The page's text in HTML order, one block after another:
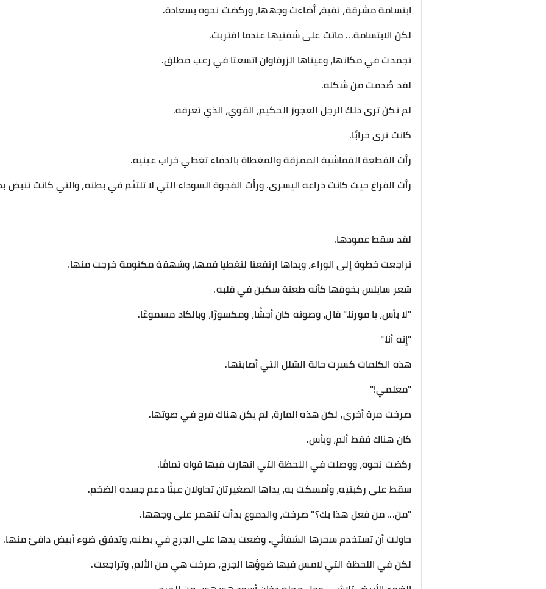
ابتسامة مشرقة، نقية، أضاءت وجهها، وركضت نحوه بسعادة.
لكن الابتسامة... ماتت على شفتيها عندما اقتربت.
​تجمدت في مكانها، وعيناها الزرقاوان اتسعتا في رعب مطلق.
لقد صُدمت من شكله.
لم تكن ترى ذلك الرجل العجوز الحكيم، القوي، الذي تعرفه.
كانت ترى خرابًا.
رأت القطعة القماشية الممزقة والمغطاة بالدماء تغطي خراب عينيه.
رأت الفراغ حيث كانت ذراعه اليسرى. ورأت الفجوة السوداء التي لا تلتئم في بطنه، والتي كانت
لقد سقط عمودها.
​تراجعت خطوة إلى الوراء، ويداها ارتفعتا لتغطيا فمها، وشهقة مكتومة خرجت منها.
شعر سايلس بخوفها كأنه طعنة سكين في قلبه.
"لا بأس، يا مورنا." قال، وصوته كان أجشًا، ومكسورًا، وبالكاد مسموعًا.
"إنه أنا."
هذه الكلمات كسرت حالة الشلل التي أصابتها.
"معلمي!"
صرخت مرة أخرى، لكن هذه المارة، لم يكن هناك فرح في صوتها.
كان هناك فقط ألم، ويأس.
ركضت نحوه، ووصلت في اللحظة التي انهارت فيها قواه تمامًا.
سقط على ركبتيه، وأمسكت به، يداها الصغيرتان تحاولان عبثًا دعم جسده الضخم.
​"من... من فعل هذا بك؟" صرخت، والدموع بدأت تنهمر على وجهها.
حاولت أن تستخدم سحرها الشفائي. وضعت يدها على الجرح في بطنه، وتدفق ضوء أبيض دافئ منها.
لكن في اللحظة التي لامس فيها ضوؤها الجرح، صرخت هي من الألم، وتراجعت.